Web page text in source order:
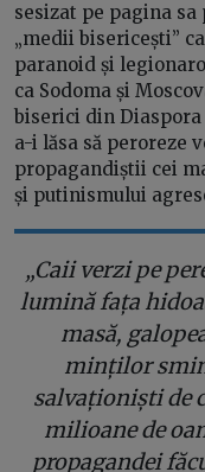
sesizat pe pagina sa
„medii bisericești”
paranoid și
ca Sodoma și
biserici din
a-i lăsa să peroreze
propagandiștii cei
și putinismului
„Caii verzi pe
lumină fața
masă,
minților
salvaționiști de
milioane de
propagandei